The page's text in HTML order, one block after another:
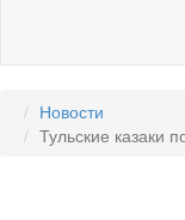
Новости
Тульские казаки